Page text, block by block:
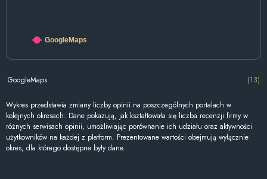
GoogleMaps
GoogleMaps (13)
Wykres przedstawia zmiany liczby opinii na poszczególnych portalach w
kolejnych okresach. Dane pokazują, jak kształtowała się liczba recenzji firmy w
różnych serwisach opinii, umożliwiając porównanie ich udziału oraz aktywności
użytkowników na każdej z platform. Prezentowane wartości obejmują wyłącznie
okres, dla którego dostępne były dane.